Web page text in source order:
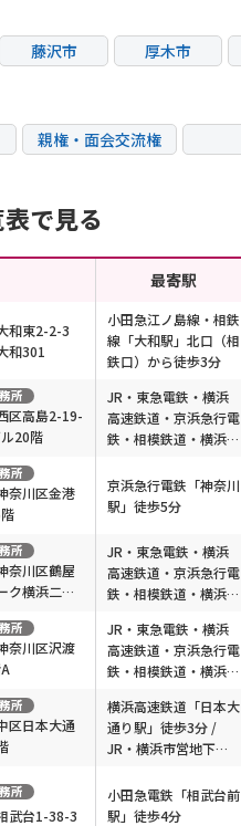
藤沢市 厚木市
親権・面会交流権
で見る
最寄駅
和東2-2-3
和301
小田急江ノ島線・相鉄
線「大和駅」北口（相
鉄口）から徒歩3分
所
区高島2-19-
20階
JR・東急電鉄・横浜
高速鉄道・京浜急行電
鉄・相模鉄道・横浜市
口徒歩1分
所
奈川区金港
京浜急行電鉄「神奈川
駅」徒歩5分
所
奈川区鶴屋
ク横浜二番
JR・東急電鉄・横浜
高速鉄道・京浜急行電
鉄・相模鉄道・横浜市
歩8分
所
奈川区沢渡
JR・東急電鉄・横浜
高速鉄道・京浜急行電
鉄・相模鉄道・横浜市
歩3分
所
区日本大通
横浜高速鉄道「日本大
通り駅」徒歩3分 /
JR・横浜市営地下鉄
所
武台1-38-3
小田急電鉄「相武台前
駅」徒歩4分